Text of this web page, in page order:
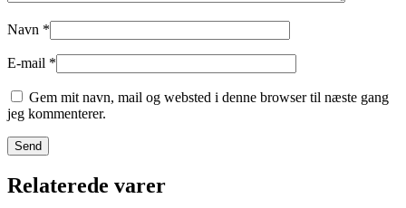
Navn *
E-mail *
Gem mit navn, mail og websted i denne browser til næste gang
jeg kommenterer.
Relaterede varer